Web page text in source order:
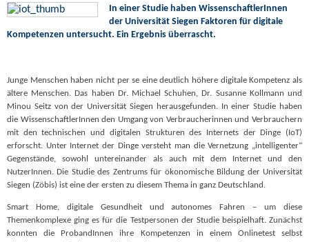
In einer Studie haben WissenschaftlerInnen
der Universität Siegen Faktoren für digitale
Kompetenzen untersucht. Ein Ergebnis überrascht.
Junge Menschen haben nicht per se eine deutlich höhere digitale Kompetenz als
ältere Menschen. Das haben Dr. Michael Schuhen, Dr. Susanne Kollmann und
Minou Seitz von der Universität Siegen herausgefunden. In einer Studie haben
die WissenschaftlerInnen den Umgang von Verbraucherinnen und Verbrauchern
mit den technischen und digitalen Strukturen des Internets der Dinge (IoT)
erforscht. Unter Internet der Dinge versteht man die Vernetzung „intelligenter“
Gegenstände, sowohl untereinander als auch mit dem Internet und den
NutzerInnen. Die Studie des Zentrums für ökonomische Bildung der Universität
Siegen (Zöbis) ist eine der ersten zu diesem Thema in ganz Deutschland.
Smart Home, digitale Gesundheit und autonomes Fahren – um diese
Themenkomplexe ging es für die Testpersonen der Studie beispielhaft. Zunächst
konnten die ProbandInnen ihre Kompetenzen in einem Onlinetest selbst